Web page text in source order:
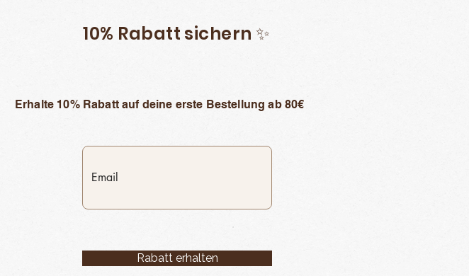
10% Rabatt sichern ✨
Erhalte 10% Rabatt auf deine erste Bestellung ab 80€
Rabatt erhalten